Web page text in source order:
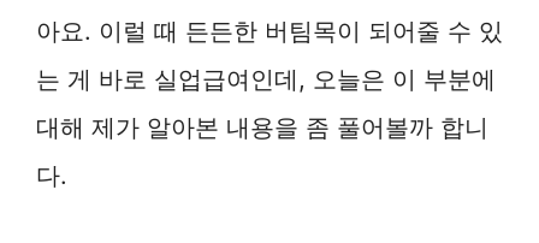
아요. 이럴 때 든든한 버팀목이 되어줄 수 있
는 게 바로 실업급여인데, 오늘은 이 부분에
대해 제가 알아본 내용을 좀 풀어볼까 합니
다.